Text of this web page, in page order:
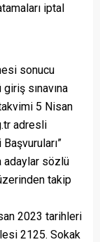
iptal
sonucu
sınavına
5 Nisan
adresli
adaylar sözlü
üzerinden takip
2023 tarihleri
2125. Sokak